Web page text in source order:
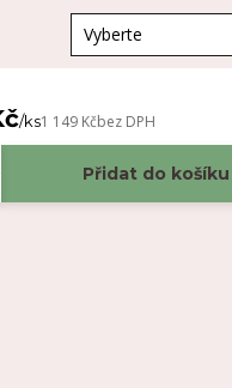
/ks1 149 Kčbez DPH
Přidat do košíku